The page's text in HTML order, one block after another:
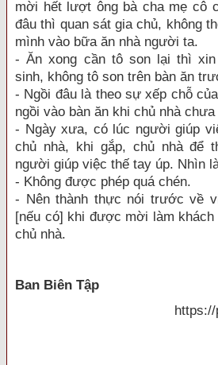
mời hết lượt ông bà cha mẹ cô
đâu thì quan sát gia chủ, không
mình vào bữa ăn nhà người ta.
- Ăn xong cần tô son lại thì xin
sinh, không tô son trên bàn ăn
- Ngồi đâu là theo sự xếp chỗ
ngồi vào bàn ăn khi chủ nhà
- Ngày xưa, có lúc người giúp
chủ nhà, khi gắp, chủ nhà để
người giúp việc thế tay úp. Nhìn
- Không được phép quá chén.
- Nên thành thực nói trước về
[nếu có] khi được mời làm khách
chủ nhà.
Ban Biên Tập